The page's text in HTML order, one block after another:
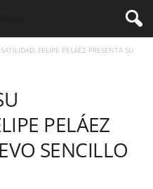
FELIPE PELÁEZ PRESENTA SU
PELÁEZ
SENCILLO